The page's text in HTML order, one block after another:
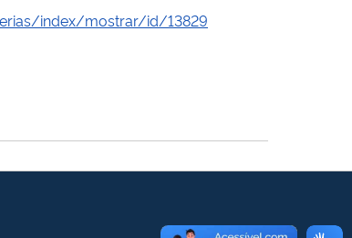
index/mostrar/id/13829